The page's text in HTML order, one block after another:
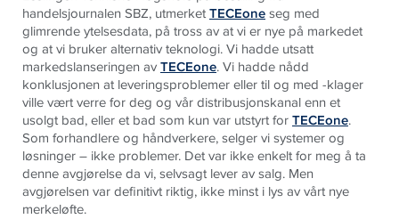
handelsjournalen SBZ, utmerketTECEoneseg med
glimrende ytelsesdata, på tross av at vi er nye på markedet
og at vi bruker alternativ teknologi. Vi hadde utsatt
markedslanseringen avTECEone. Vi hadde nådd
konklusjonen at leveringsproblemer eller til og med -klager
ville vært verre for deg og vår distribusjonskanal enn et
usolgt bad, eller et bad som kun var utstyrt forTECEone.
Som forhandlere og håndverkere, selger vi systemer og
løsninger – ikke problemer. Det var ikke enkelt for meg å ta
denne avgjørelse da vi, selvsagt lever av salg. Men
avgjørelsen var definitivt riktig, ikke minst i lys av vårt nye
merkeløfte.